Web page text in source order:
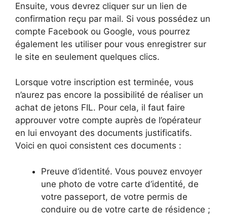
Ensuite, vous devrez cliquer sur un lien de
confirmation reçu par mail. Si vous possédez un
compte Facebook ou Google, vous pourrez
également les utiliser pour vous enregistrer sur
le site en seulement quelques clics.
Lorsque votre inscription est terminée, vous
n’aurez pas encore la possibilité de réaliser un
achat de jetons FIL. Pour cela, il faut faire
approuver votre compte auprès de l’opérateur
en lui envoyant des documents justificatifs.
Voici en quoi consistent ces documents :
Preuve d’identité. Vous pouvez envoyer
une photo de votre carte d’identité, de
votre passeport, de votre permis de
conduire ou de votre carte de résidence ;